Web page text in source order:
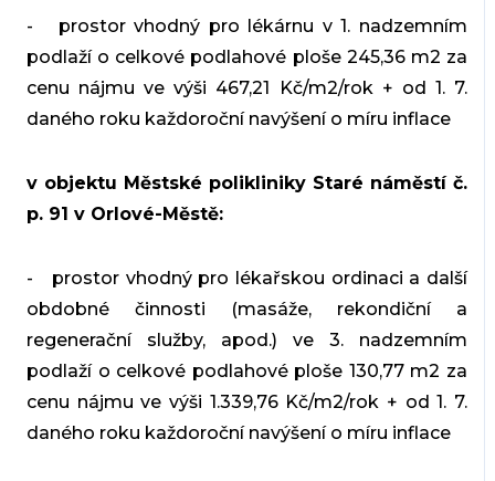
- prostor vhodný pro lékárnu v 1. nadzemním
podlaží o celkové podlahové ploše 245,36 m2 za
cenu nájmu ve výši 467,21 Kč/m2/rok + od 1. 7.
daného roku každoroční navýšení o míru inflace
v objektu Městské polikliniky Staré náměstí č.
p. 91 v Orlové-Městě:
- prostor vhodný pro lékařskou ordinaci a další
obdobné činnosti (masáže, rekondiční a
regenerační služby, apod.) ve 3. nadzemním
podlaží o celkové podlahové ploše 130,77 m2 za
cenu nájmu ve výši 1.339,76 Kč/m2/rok + od 1. 7.
daného roku každoroční navýšení o míru inflace